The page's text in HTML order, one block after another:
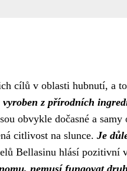
cílů v oblasti hubnutí, a
z přírodních
obvykle dočasné a
citlivost na slunce. Je
Bellasinu hlásí pozitivní